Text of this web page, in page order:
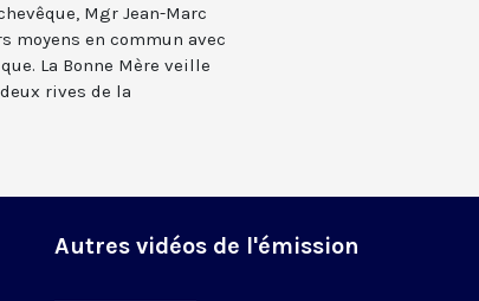
Mgr Jean-Marc
moyens en commun avec
La Bonne Mère veille
rives de la
Autres vidéos de l'émission